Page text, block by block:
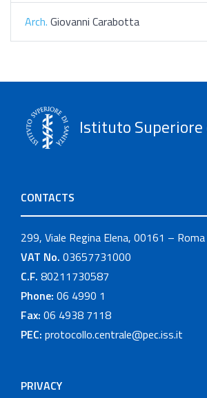
Arch. Giovanni Carabotta
Istituto
CONTACTS
299, Viale Regina Elena, 00161 –
VAT No. 03657731000
C.F. 80211730587
Phone: 06 4990 1
Fax: 06 4938 7118
PEC: protocollo.centrale@pec.iss.it
PRIVACY